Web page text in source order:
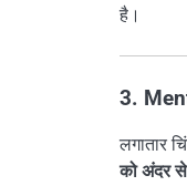
है।
3.
लगातार
को अंदर